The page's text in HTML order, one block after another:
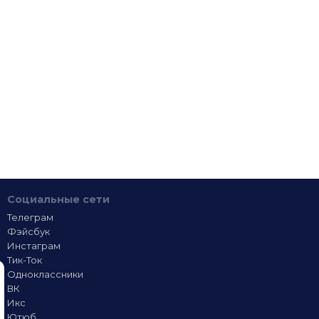
Социальные сети
Телеграм
Фэйсбук
Инстаграм
Тик-Ток
Одноклассники
ВК
Икс